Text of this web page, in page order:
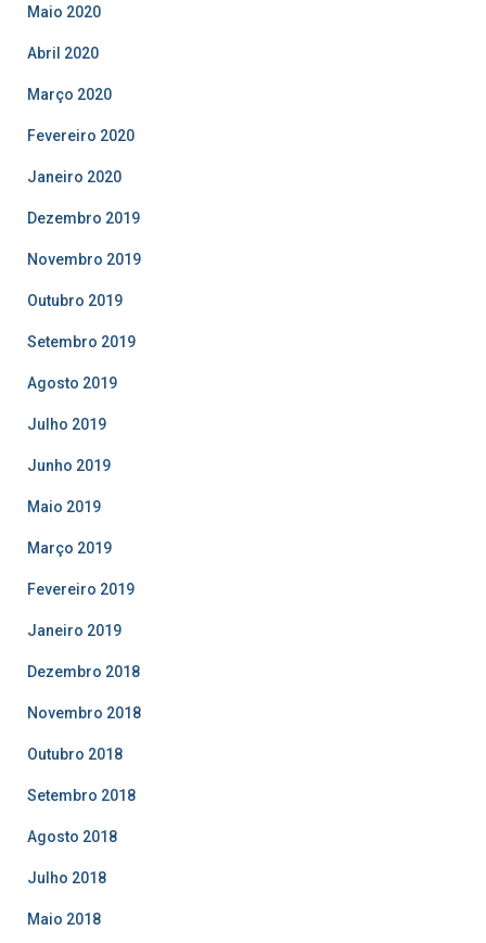
Maio 2020
Abril 2020
Março 2020
Fevereiro 2020
Janeiro 2020
Dezembro 2019
Novembro 2019
Outubro 2019
Setembro 2019
Agosto 2019
Julho 2019
Junho 2019
Maio 2019
Março 2019
Fevereiro 2019
Janeiro 2019
Dezembro 2018
Novembro 2018
Outubro 2018
Setembro 2018
Agosto 2018
Julho 2018
Maio 2018